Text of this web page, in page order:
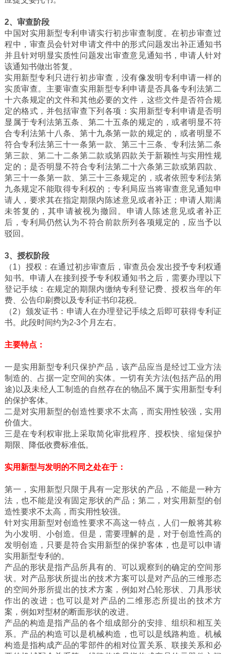
2、审查阶段
中国对实用新型专利申请实行初步审查制度。在初步审查过
程中，审查员会针对申请文件中的形式问题发出补正通知书
并且针对明显实质性问题发出审查意见通知书，申请人针对
该通知书做出答复。
实用新型专利只进行初步审查，没有像发明专利申请一样的
实质审查。主要审查实用新型专利申请是否具备专利法第二
十六条规定的文件和其他必要的文件，这些文件是否符合规
定的格式，并包括审查下列各项： 实用新型专利申请是否明
显属于专利法第五条、第二十五条的规定的，或者明显不符
合专利法第十八条、第十九条第一款的规定的，或者明显不
符合专利法第三十一条第一款、第三十三条、专利法第二条
第三款、第二十二条第二款或第四款关于新颖性与实用性规
定的；是否明显不符合专利法第二十六条第三款或第四款、
第三十一条第一款、第三十三条规定的，或者依照专利法第
九条规定不能取得专利权的；专利局应当将审查意见通知申
请人，要求其在指定期限内陈述意见或者补正；申请人期满
未答复的，其申请被视为撤回。申请人陈述意见或者补正
后，专利局仍然认为不符合前款所列各项规定的，应当予以
驳回。
3、授权阶段
（1）授权：在通过初步审查后，审查员会发出授予专利权通
知书。申请人在接到授予专利权通知书之后，需要办理以下
登记手续：在规定的期限内缴纳专利登记费、授权当年的年
费、公告印刷费以及专利证书印花税。
（2）颁发证书：申请人在办理登记手续之后即可获得专利证
书。此段时间约为2-3个月左右。
主要特点：
一是实用新型专利只保护产品，该产品应当是经过工业方法
制造的、占据一定空间的实体。一切有关方法(包括产品的用
途)以及未经人工制造的自然存在的物品不属于实用新型专利
的保护客体。
二是对实用新型的创造性要求不太高，而实用性较强，实用
价值大。
三是在专利权审批上采取简化审批程序、授权快、缩短保护
期限、降低收费标准低。
实用新型与发明的不同之处在于：
第一，实用新型只限于具有一定形状的产品，不能是一种方
法，也不能是没有固定形状的产品；第二，对实用新型的创
造性要求不太高，而实用性较强。
针对实用新型对创造性要求不高这一特点，人们一般将其称
为小发明、小创造。但是，需要理解的是，对于创造性高的
发明创造，只要是符合实用新型的保护客体，也是可以申请
实用新型专利的。
产品的形状是指产品所具有的、可以观察到的确定的空间形
状。对产品形状所提出的技术方案可以是对产品的三维形态
的空间外形所提出的技术方案，例如对凸轮形状、刀具形状
作出的改进；也可以是对产品的二维形态所提出的技术方
案，例如对型材的断面形状的改进。
产品的构造是指产品的各个组成部分的安排、组织和相互关
系。产品的构造可以是机械构造，也可以是线路构造。机械
构造是指构成产品的零部件的相对位置关系、联接关系和必